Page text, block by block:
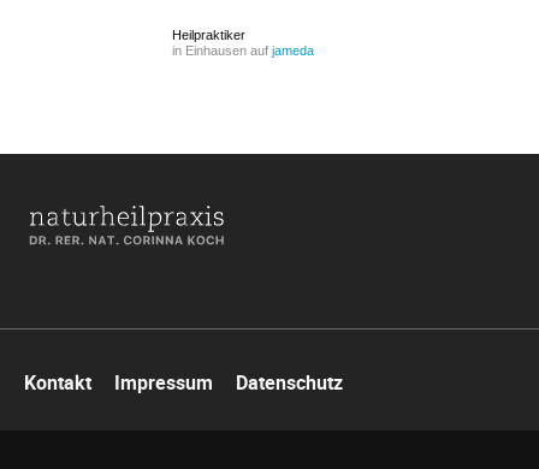
Heilpraktiker
in Einhausen auf jameda
überspringen
Kontakt Impressum Datenschutz